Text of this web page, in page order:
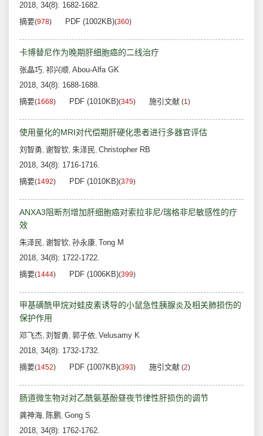
2018, 34(8): 1682-1682.
摘要(978) PDF (1002KB)(360)
卡博替尼作为晚期肝细胞癌的二线治疗
张晶巧, 祁兴顺, Abou-Alfa GK
2018, 34(8): 1688-1688.
摘要(1668) PDF (1010KB)(345) 施引文献 (1)
使用量化的MRI对代偿期肝硬化患者进行多器官评估
刘智勇, 谢智钦, 朱泽民, Christopher RB
2018, 34(8): 1716-1716.
摘要(1492) PDF (1010KB)(379)
ANXA3阻断剂增加肝细胞癌对索拉非尼/瑞格非尼敏感性的疗
效
朱泽民, 谢智钦, 孙永康, Tong M
2018, 34(8): 1722-1722.
摘要(1444) PDF (1006KB)(399)
甲基磺酰甲烷对蛙皮素诱导的小鼠急性胰腺炎及相关肺损伤的
保护作用
邓飞杰, 刘智勇, 郭子依, Velusamy K
2018, 34(8): 1732-1732.
摘要(1452) PDF (1007KB)(393) 施引文献 (2)
肠道微生物对对乙酰氨基酚昼夜节律性肝损伤的调节
龚神海, 陈鹏, Gong S
2018, 34(8): 1762-1762.